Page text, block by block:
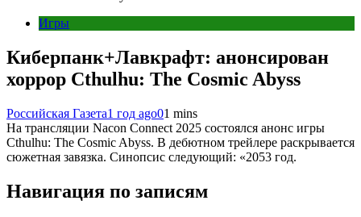
Игры
Киберпанк+Лавкрафт: анонсирован
хоррор Cthulhu: The Cosmic Abyss
Российская Газета1 год ago01 mins
На трансляции Nacon Connect 2025 состоялся анонс игры
Cthulhu: The Cosmic Abyss. В дебютном трейлере раскрывается
сюжетная завязка. Синопсис следующий: «2053 год.
Навигация по записям